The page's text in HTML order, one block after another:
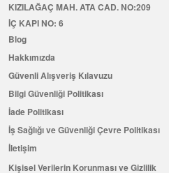
KIZILAĞAÇ MAH. ATA CAD. NO:209
İÇ KAPI NO: 6
Blog
Hakkımızda
Güvenli Alışveriş Kılavuzu
Bilgi Güvenliği Politikası
İade Politikası
İş Sağlığı ve Güvenliği Çevre Politikası
İletişim
Kişisel Verilerin Korunması ve Gizlilik